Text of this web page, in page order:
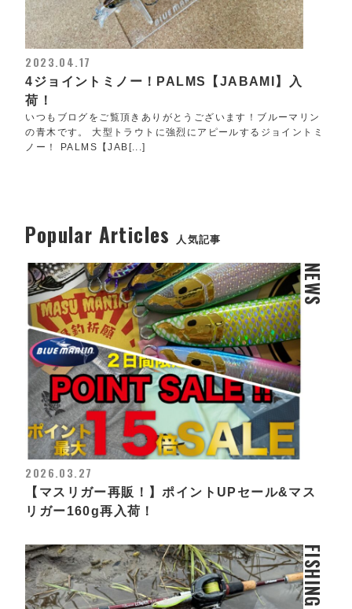
2023.04.17
4ジョイントミノー！PALMS【JABAMI】入
荷！
いつもブログをご覧頂きありがとうございます！ブルーマリン
の青木です。 大型トラウトに強烈にアピールするジョイントミ
ノー！ PALMS【JAB[...]
Popular Articles 人気記事
NEWS
2026.03.27
【マスリガー再販！】ポイントUPセール&マス
リガー160g再入荷！
FISHING